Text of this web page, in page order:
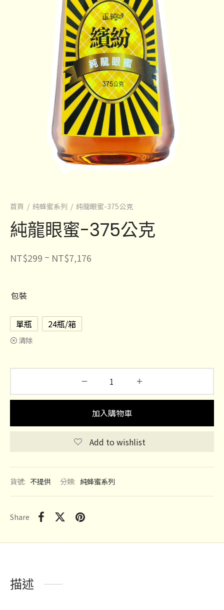
首頁 / 純蜂蜜系列 / 純龍眼蜜-375公克
純龍眼蜜-375公克
NT$299 – NT$7,176
包裝
單瓶 24瓶/箱
清除
加入購物車
Add to wishlist
貨號: 不提供 分類: 純蜂蜜系列
Share
描述